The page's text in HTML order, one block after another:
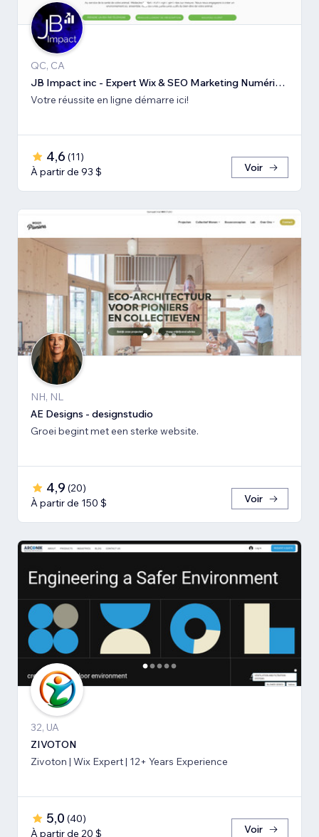
QC, CA
JB Impact inc - Expert Wix & SEO Marketing Numérique
Votre réussite en ligne démarre ici!
4,6 (11)
À partir de 93 $
Voir
NH, NL
AE Designs - designstudio
Groei begint met een sterke website.
4,9 (20)
À partir de 150 $
Voir
32, UA
ZIVOTON
Zivoton | Wix Expert | 12+ Years Experience
5,0 (40)
À partir de 20 $
Voir